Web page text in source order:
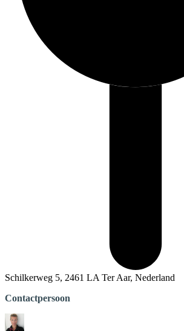
Schilkerweg 5, 2461 LA Ter Aar, Nederland
Contactpersoon